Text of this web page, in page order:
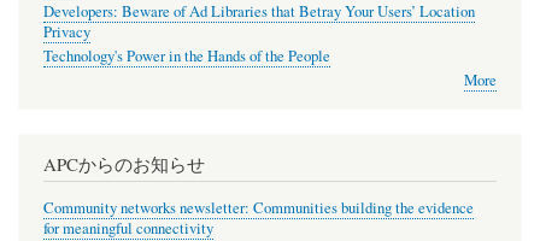
Developers: Beware of Ad Libraries that Betray Your Users’ Location
Privacy
Technology's Power in the Hands of the People
More
APCからのお知らせ
Community networks newsletter: Communities building the evidence
for meaningful connectivity